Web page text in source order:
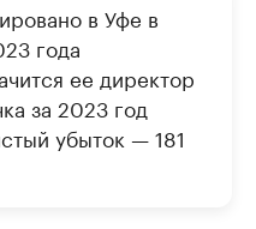
в Уфе в
года
ее директор
за 2023 год
убыток — 181